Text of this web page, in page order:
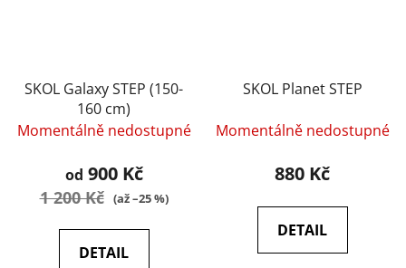
SKOL Galaxy STEP (150-
160 cm)
Momentálně nedostupné
od 900 Kč
1 200 Kč (až –25 %)
DETAIL
SKOL Planet STEP
Momentálně nedostupné
880 Kč
DETAIL